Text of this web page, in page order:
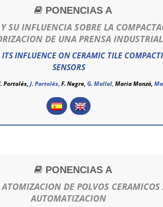
PONENCIAS A
SU INFLUENCIA SOBRE LA
DE UNA PRENSA INDUSTRIAL
INFLUENCE ON CERAMIC TILE
SENSORS
Portolés, J. Portolés, F. Negre, G. Mallol, Maria Monzó,
PONENCIAS A
DE POLVOS
AUTOMATIZACION